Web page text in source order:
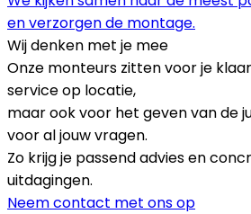
en verzorgen de montage.
Wij denken met je mee
Onze monteurs zitten voor je
service op locatie,
maar ook voor het geven van de
voor al jouw vragen.
Zo krijg je passend advies en
uitdagingen.
Neem contact met ons op